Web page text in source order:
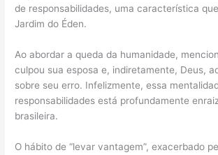
de responsabilidades, uma característica
Jardim do Éden.
Ao abordar a queda da humanidade,
culpou sua esposa e, indiretamente, Deus,
sobre seu erro. Infelizmente, essa
responsabilidades está profundamente
brasileira.
O hábito de “levar vantagem”, exacerbado